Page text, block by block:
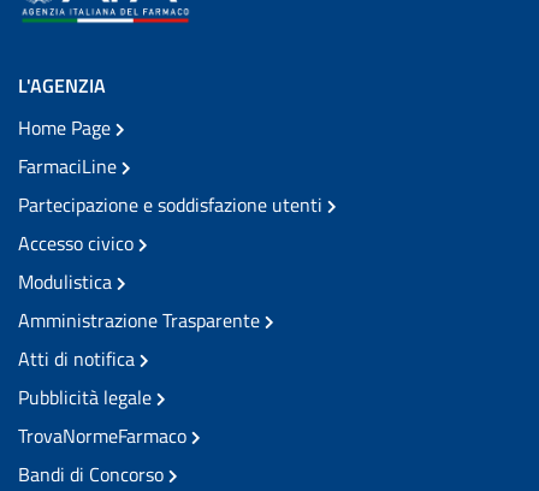
L'AGENZIA
Home Page
FarmaciLine
Partecipazione e soddisfazione utenti
Accesso civico
Modulistica
Amministrazione Trasparente
Atti di notifica
Pubblicità legale
TrovaNormeFarmaco
Bandi di Concorso